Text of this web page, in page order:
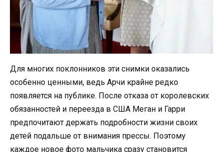
Для многих поклонников эти снимки оказались
особенно ценными, ведь Арчи крайне редко
появляется на публике. После отказа от королевских
обязанностей и переезда в США Меган и Гарри
предпочитают держать подробности жизни своих
детей подальше от внимания прессы. Поэтому
каждое новое фото мальчика сразу становится